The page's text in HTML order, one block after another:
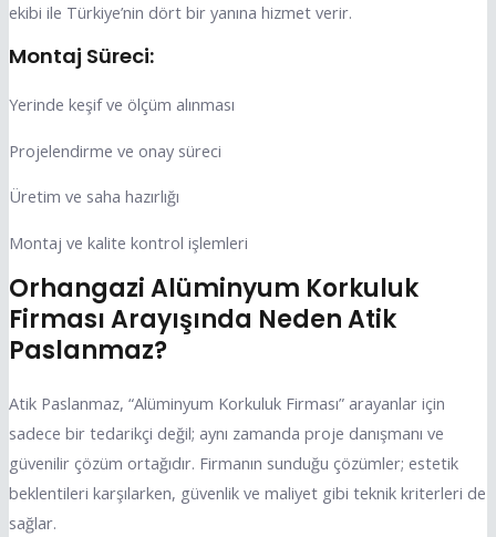
ekibi ile Türkiye’nin dört bir yanına hizmet verir.
Montaj Süreci:
Yerinde keşif ve ölçüm alınması
Projelendirme ve onay süreci
Üretim ve saha hazırlığı
Montaj ve kalite kontrol işlemleri
Orhangazi Alüminyum Korkuluk
Firması Arayışında Neden Atik
Paslanmaz?
Atik Paslanmaz, “Alüminyum Korkuluk Firması” arayanlar için
sadece bir tedarikçi değil; aynı zamanda proje danışmanı ve
güvenilir çözüm ortağıdır. Firmanın sunduğu çözümler; estetik
beklentileri karşılarken, güvenlik ve maliyet gibi teknik kriterleri de
sağlar.